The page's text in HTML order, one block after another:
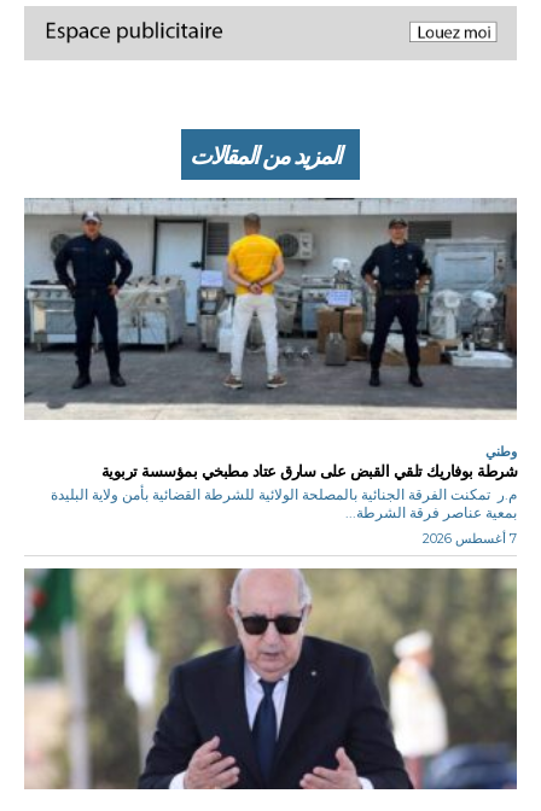
المزيد من المقالات
وطني
شرطة بوفاريك تلقي القبض على سارق عتاد مطبخي بمؤسسة تربوية
م.ر تمكنت الفرقة الجنائية بالمصلحة الولائية للشرطة القضائية بأمن ولاية البليدة
بمعية عناصر فرقة الشرطة...
7 أغسطس 2026